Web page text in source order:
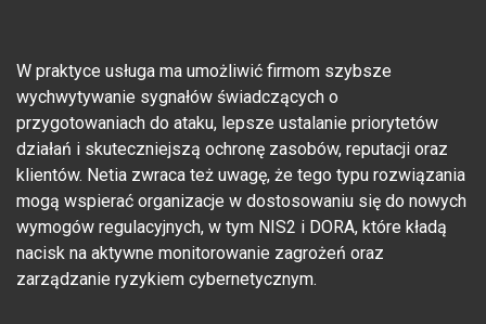
W praktyce usługa ma umożliwić firmom szybsze
wychwytywanie sygnałów świadczących o
przygotowaniach do ataku, lepsze ustalanie priorytetów
działań i skuteczniejszą ochronę zasobów, reputacji oraz
klientów. Netia zwraca też uwagę, że tego typu rozwiązania
mogą wspierać organizacje w dostosowaniu się do nowych
wymogów regulacyjnych, w tym NIS2 i DORA, które kładą
nacisk na aktywne monitorowanie zagrożeń oraz
zarządzanie ryzykiem cybernetycznym.